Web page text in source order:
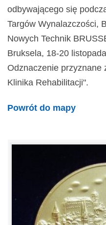
odbywającego się
Targów Wynalazczości,
Nowych Technik
Bruksela, 18-20
Odznaczenie przyznane
Klinika Rehabilitacji".
Powrót do mapy